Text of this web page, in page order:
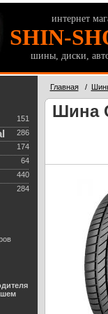
интернет
SHIN-
шины, диски,
151
286
174
64
440
284
Главная/
Шина